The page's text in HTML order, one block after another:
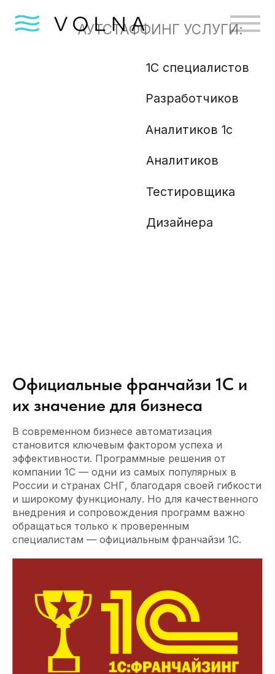
Разработчиков
Аналитиков 1с
Тестировщика
Дизайнера
АУТСТАФФИНГ УСЛУГИ:
Официальные франчайзи 1С и
их значение для бизнеса
В современном бизнесе автоматизация
становится ключевым фактором успеха и
эффективности. Программные решения от
компании 1С — одни из самых популярных в
России и странах СНГ, благодаря своей гибкости
и широкому функционалу. Но для качественного
внедрения и сопровождения программ важно
обращаться только к проверенным
специалистам — официальным франчайзи 1С.